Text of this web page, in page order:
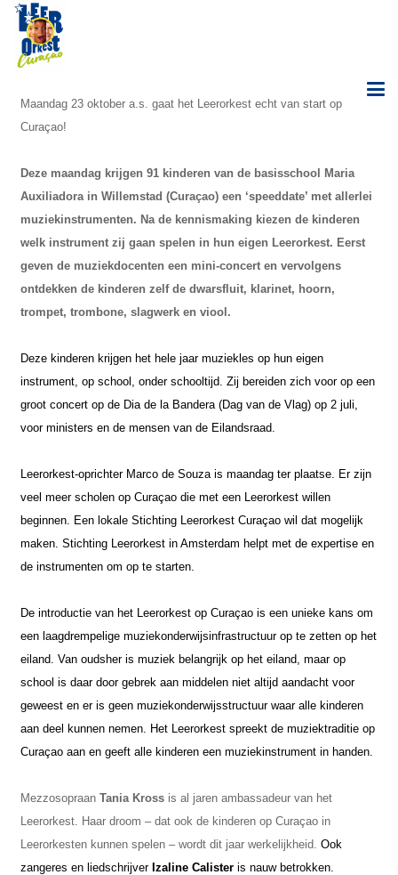
Maandag 23 oktober a.s. gaat het Leerorkest echt van start op
Curaçao!
Deze maandag krijgen 91 kinderen van de basisschool Maria
Auxiliadora in Willemstad (Curaçao) een ‘speeddate’ met allerlei
muziekinstrumenten. Na de kennismaking kiezen de kinderen
welk instrument zij gaan spelen in hun eigen Leerorkest. Eerst
geven de muziekdocenten een mini-concert en vervolgens
ontdekken de kinderen zelf de dwarsfluit, klarinet, hoorn,
trompet, trombone, slagwerk en viool.
Deze kinderen krijgen het hele jaar muziekles op hun eigen
instrument, op school, onder schooltijd. Zij bereiden zich voor op een
groot concert op de Dia de la Bandera (Dag van de Vlag) op 2 juli,
voor ministers en de mensen van de Eilandsraad.
Leerorkest-oprichter Marco de Souza is maandag ter plaatse. Er zijn
veel meer scholen op Curaçao die met een Leerorkest willen
beginnen. Een lokale Stichting Leerorkest Curaçao wil dat mogelijk
maken. Stichting Leerorkest in Amsterdam helpt met de expertise en
de instrumenten om op te starten.
De introductie van het Leerorkest op Curaçao is een unieke kans om
een laagdrempelige muziekonderwijsinfrastructuur op te zetten op het
eiland. Van oudsher is muziek belangrijk op het eiland, maar op
school is daar door gebrek aan middelen niet altijd aandacht voor
geweest en er is geen muziekonderwijsstructuur waar alle kinderen
aan deel kunnen nemen. Het Leerorkest spreekt de muziektraditie op
Curaçao aan en geeft alle kinderen een muziekinstrument in handen.
Mezzosopraan Tania Krossis al jaren ambassadeur van het
Leerorkest. Haar droom – dat ook de kinderen op Curaçao in
Leerorkesten kunnen spelen – wordt dit jaar werkelijkheid. Ook
zangeres en liedschrijver Izaline Calisteris nauw betrokken.